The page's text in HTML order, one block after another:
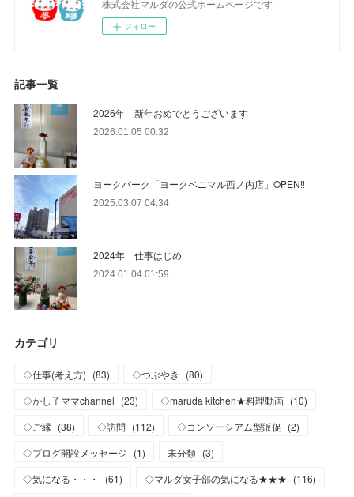
株式会社マルダの公式ホームページです
フォロー
記事一覧
2026年 新年おめでとうございます
2026.01.05 00:32
ヨークパーク「ヨークベニマル西ノ内店」OPEN‼
2025.03.07 04:34
2024年 仕事はじめ
2024.01.04 01:59
カテゴリ
◇仕事(考え方) (83) ◇つぶやき (80)
◇かし子ママchannel (23) ◇maruda kitchen★料理動画 (10)
◇ご縁 (38) ◇訪問 (112) ◇コンソーシアム型販促 (2)
◇ブログ開設メッセージ (1) 未分類 (3)
◇気になる・・・
(61) ◇マルダ女子部の気になる★★★ (116)